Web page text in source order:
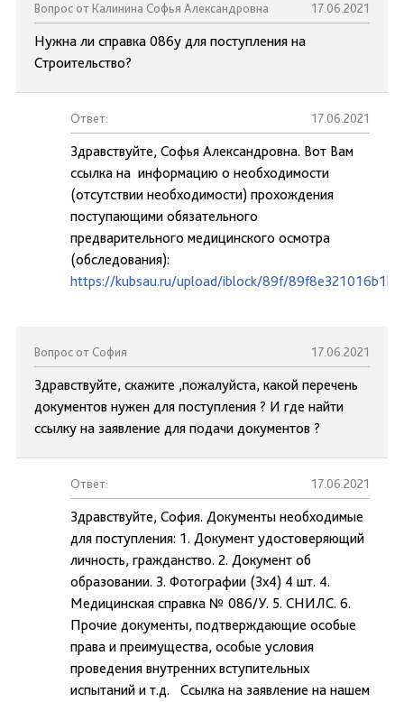
Вопрос от Калинина Софья Александровна 17.06.2021
Нужна ли справка 086у для поступления на
Строительство?
Ответ: 17.06.2021
Здравствуйте, Софья Александровна. Вот Вам
ссылка на информацию о необходимости
(отсутствии необходимости) прохождения
поступающими обязательного
предварительного медицинского осмотра
(обследования):
https://kubsau.ru/upload/iblock/89f/
Вопрос от София 17.06.2021
Здравствуйте, скажите ,пожалуйста, какой перечень
документов нужен для поступления ? И где найти
ссылку на заявление для подачи документов ?
Ответ: 17.06.2021
Здравствуйте, София. Документы необходимые
для поступления: 1. Документ удостоверяющий
личность, гражданство. 2. Документ об
образовании. 3. Фотографии (3х4) 4 шт. 4.
Медицинская справка № 086/У. 5. СНИЛС. 6.
Прочие документы, подтверждающие особые
права и преимущества, особые условия
проведения внутренних вступительных
испытаний и т.д. Ссылка на заявление на нашем